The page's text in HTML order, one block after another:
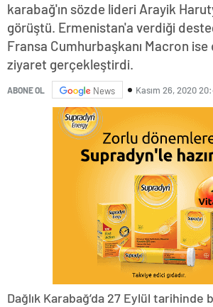
karabağ'ın sözde lideri Arayik
görüştü. Ermenistan'a verdiği
Fransa Cumhurbaşkanı Macron
ziyaret gerçekleştirdi.
ABONE OL News Kasım 26, 2020
Dağlık Karabağ’da 27 Eylül tarihinde